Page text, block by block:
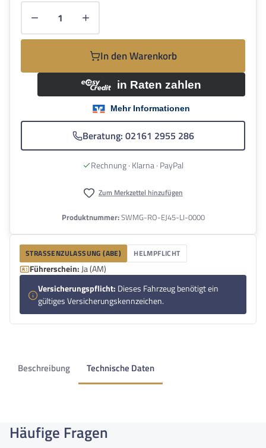
Produkt Anzahl: Gib den gewünschten
In den Warenkorb
Beratung: 02161 2955 286
Rechnung · Klarna · PayPal
Zum Merkzettel hinzufügen
Produktnummer:SWMG-RO-EJ45-LI-0000
STRASSENZULASSUNG (ABE) HELMPFLICHT
Führerschein: Ja (AM)
Versicherungspflicht: Dieses Fahrzeug benötigt ein
gültiges Versicherungskennzeichen.
Beschreibung Technische Daten
Häufige Fragen